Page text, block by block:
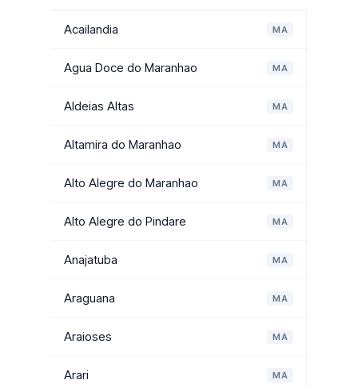
Acailandia MA
Agua Doce do Maranhao MA
Aldeias Altas MA
Altamira do Maranhao MA
Alto Alegre do Maranhao MA
Alto Alegre do Pindare MA
Anajatuba MA
Araguana MA
Araioses MA
Arari MA